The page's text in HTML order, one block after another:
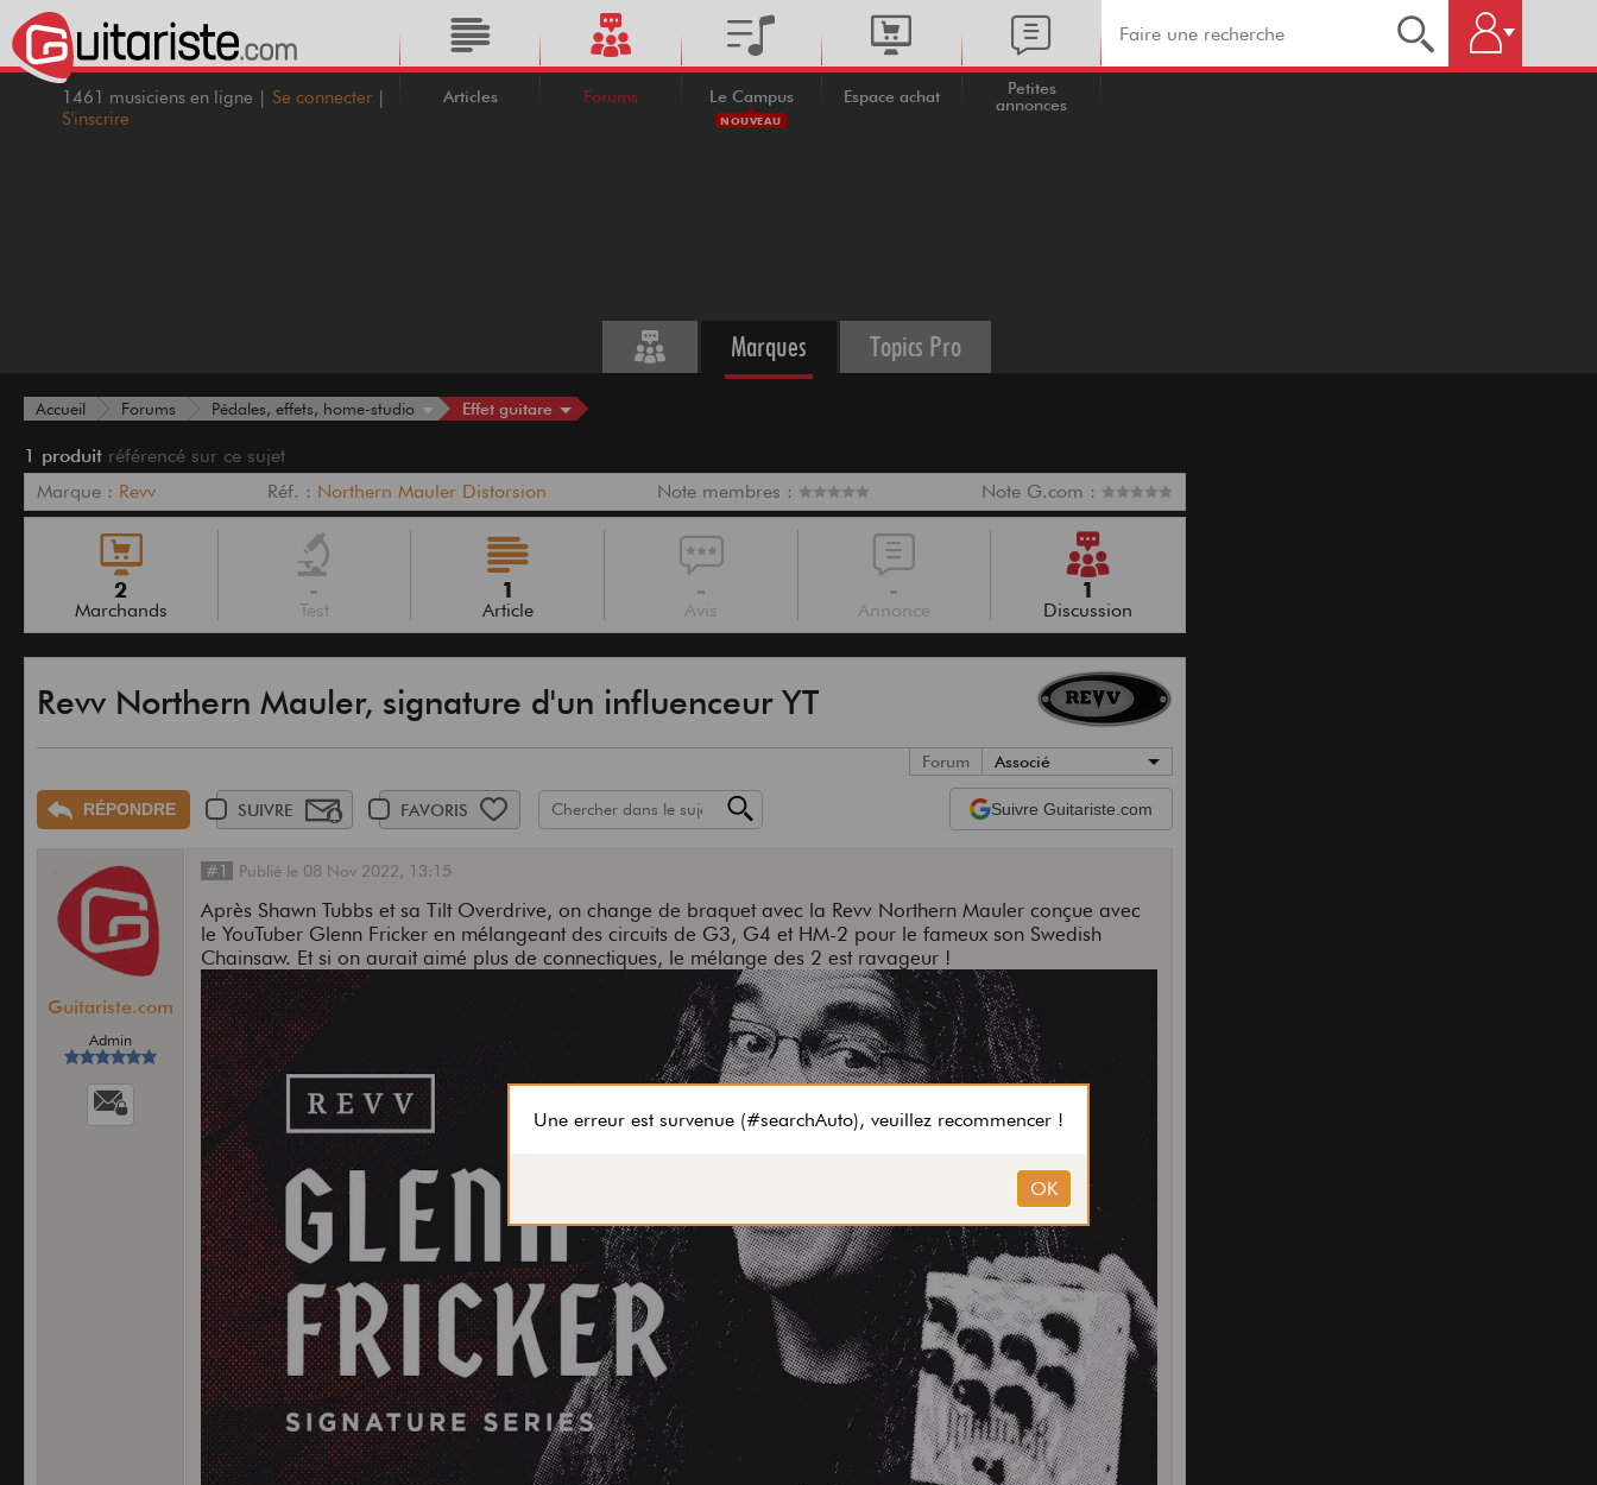
1461 musiciens en ligne | Se connecter |
S'inscrire
Articles Forums Le Campus
NOUVEAU
Espace achat
Petites
annonces
Marques Topics Pro
Accueil Forums Pédales, effets, home-studio Effet guitare
1 produit référencé sur ce sujet
Marque : Revv Réf. : Northern Mauler Distorsion Note membres : Note G.com :
2
Marchands
-
Test
1
Article
-
Avis
-
Annonce
1
Discussion
Revv Northern Mauler, signature d'un influenceur YT
Forum Associé
RÉPONDRE SUIVRE FAVORIS Suivre Guitariste.com
Guitariste.com
Admin
#1 Publié le 08 Nov 2022, 13:15
Après Shawn Tubbs et sa Tilt Overdrive, on change de braquet avec la Revv Northern Mauler conçue avec
le YouTuber Glenn Fricker en mélangeant des circuits de G3, G4 et HM-2 pour le fameux son Swedish
Chainsaw. Et si on aurait aimé plus de connectiques, le mélange des 2 est ravageur !